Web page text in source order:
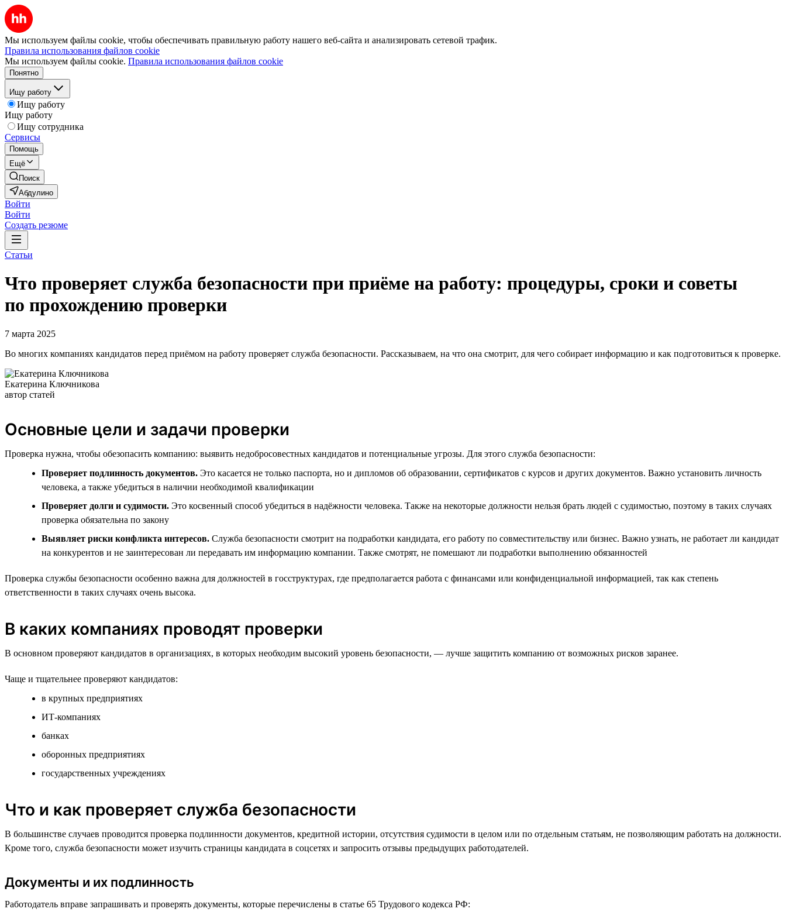
Мы используем файлы cookie, чтобы обеспечивать правильную работу нашего веб-сайта и анализировать сетевой трафик.
Правила использования файлов cookie
Мы используем файлы cookie. Правила использования файлов cookie
Понятно
Ищу работу
Ищу работу
Ищу работу
Ищу сотрудника
Сервисы
Помощь
Ещё
Поиск
Абдулино
Войти
Войти
Создать резюме
Статьи
Что проверяет служба безопасности при приёме на работу: процедуры, сроки и советы
по прохождению проверки
7 марта 2025
Во многих компаниях кандидатов перед приёмом на работу проверяет служба безопасности. Рассказываем, на что она смотрит, для чего собирает информацию и как подготовиться к проверке.
Екатерина Ключникова
автор статей
Основные цели и задачи проверки
Проверка нужна, чтобы обезопасить компанию: выявить недобросовестных кандидатов и потенциальные угрозы. Для этого служба безопасности:
Проверяет подлинность документов. Это касается не только паспорта, но и дипломов об образовании, сертификатов с курсов и других документов. Важно установить личность
человека, а также убедиться в наличии необходимой квалификации
Проверяет долги и судимости. Это косвенный способ убедиться в надёжности человека. Также на некоторые должности нельзя брать людей с судимостью, поэтому в таких случаях
проверка обязательна по закону
Выявляет риски конфликта интересов. Служба безопасности смотрит на подработки кандидата, его работу по совместительству или бизнес. Важно узнать, не работает ли кандидат
на конкурентов и не заинтересован ли передавать им информацию компании. Также смотрят, не помешают ли подработки выполнению обязанностей
Проверка службы безопасности особенно важна для должностей в госструктурах, где предполагается работа с финансами или конфиденциальной информацией, так как степень
ответственности в таких случаях очень высока.
В каких компаниях проводят проверки
В основном проверяют кандидатов в организациях, в которых необходим высокий уровень безопасности, — лучше защитить компанию от возможных рисков заранее.
Чаще и тщательнее проверяют кандидатов:
в крупных предприятиях
ИТ-компаниях
банках
оборонных предприятиях
государственных учреждениях
Что и как проверяет служба безопасности
В большинстве случаев проводится проверка подлинности документов, кредитной истории, отсутствия судимости в целом или по отдельным статьям, не позволяющим работать на должности.
Кроме того, служба безопасности может изучить страницы кандидата в соцсетях и запросить отзывы предыдущих работодателей.
Документы и их подлинность
Работодатель вправе запрашивать и проверять документы, которые перечислены в статье 65 Трудового кодекса РФ: